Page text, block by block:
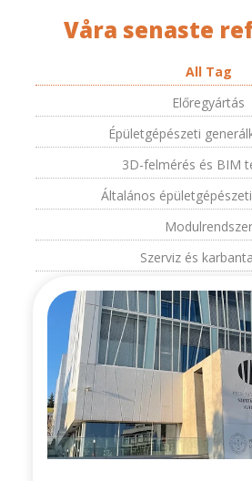
Våra senaste
All Tag
Előregyártás
Épületgépészeti
3D-felmérés és BIM
Általános
Modulrendszer
Szerviz és